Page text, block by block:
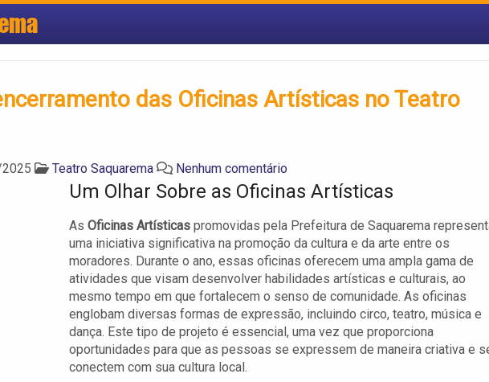
das Oficinas Artísticas no Teatro
Teatro Saquarema Nenhum comentário
Um Olhar Sobre as Oficinas Artísticas
As Oficinas Artísticas promovidas pela Prefeitura de Saquarema
uma iniciativa significativa na promoção da cultura e da arte entre os
moradores. Durante o ano, essas oficinas oferecem uma ampla gama de
atividades que visam desenvolver habilidades artísticas e culturais, ao
mesmo tempo em que fortalecem o senso de comunidade. As oficinas
englobam diversas formas de expressão, incluindo circo, teatro, música e
dança. Este tipo de projeto é essencial, uma vez que proporciona
oportunidades para que as pessoas se expressem de maneira criativa e
conectem com sua cultura local.